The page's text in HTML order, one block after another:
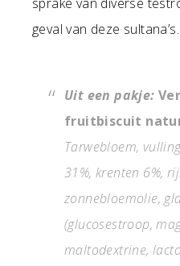
geval van deze sultana’s.
Uit een pakje:
fruitbiscuit
Tarwebloem,
31%, krenten 6%,
zonnebloemolie,
(glucosestroop,
maltodextrine,